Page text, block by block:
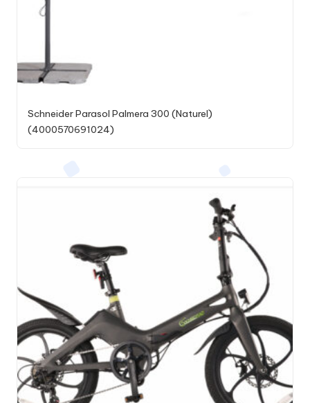
Schneider Parasol Palmera 300 (Naturel)
(4000570691024)